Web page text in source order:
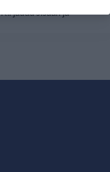
Kirjaudu sisään ja